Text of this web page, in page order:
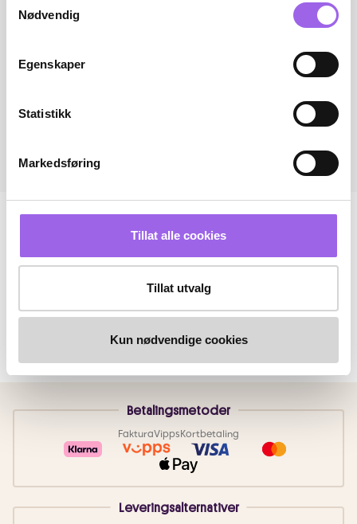
Nødvendig
Egenskaper
Statistikk
Markedsføring
Tillat alle cookies
Tillat utvalg
Kun nødvendige cookies
Betalingsmetoder
FakturaVippsKortbetaling
Leveringsalternativer